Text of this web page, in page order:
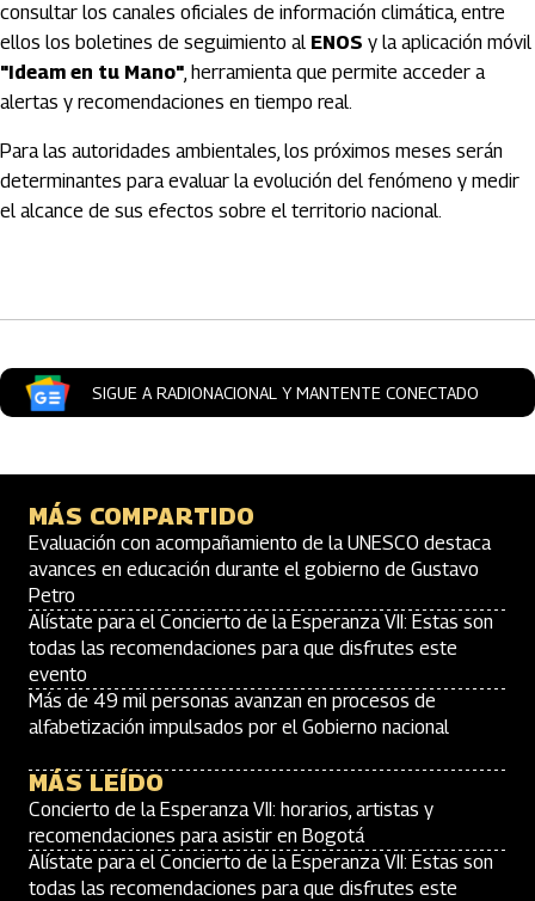
consultar los canales oficiales de información climática, entre
ellos los boletines de seguimiento al ENOS y la aplicación móvil
"Ideam en tu Mano", herramienta que permite acceder a
alertas y recomendaciones en tiempo real.
Para las autoridades ambientales, los próximos meses serán
determinantes para evaluar la evolución del fenómeno y medir
el alcance de sus efectos sobre el territorio nacional.
SIGUE A RADIONACIONAL Y MANTENTE CONECTADO
MÁS COMPARTIDO
Evaluación con acompañamiento de la UNESCO destaca
avances en educación durante el gobierno de Gustavo
Petro
Alístate para el Concierto de la Esperanza VII: Estas son
todas las recomendaciones para que disfrutes este
evento
Más de 49 mil personas avanzan en procesos de
alfabetización impulsados por el Gobierno nacional
MÁS LEÍDO
Concierto de la Esperanza VII: horarios, artistas y
recomendaciones para asistir en Bogotá
Alístate para el Concierto de la Esperanza VII: Estas son
todas las recomendaciones para que disfrutes este